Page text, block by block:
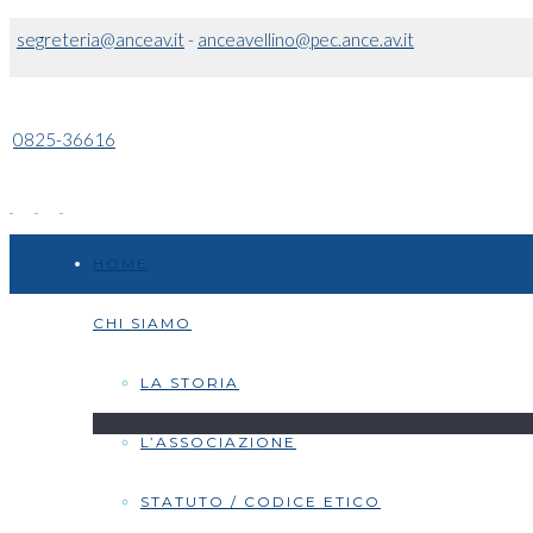
segreteria@anceav.it- anceavellino@pec.ance.av.it
0825-36616
CHI SIAMO
LA STORIA
L’ASSOCIAZIONE
STATUTO / CODICE ETICO